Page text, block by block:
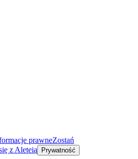
prawneZostań
z Aleteią Prywatność